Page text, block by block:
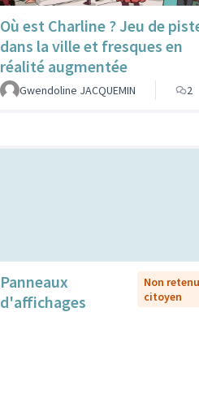
Où est Charline ? Jeu de
dans la ville et fresques en
réalité augmentée
Gwendoline JACQUEMIN
2
Panneaux
d'affichages
Non
citoyen